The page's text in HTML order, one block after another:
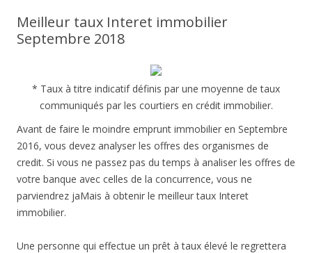
Meilleur taux Interet immobilier
Septembre 2018
* Taux à titre indicatif définis par une moyenne de taux
communiqués par les courtiers en crédit immobilier.
Avant de faire le moindre emprunt immobilier en Septembre
2016, vous devez analyser les offres des organismes de
credit. Si vous ne passez pas du temps à analiser les offres de
votre banque avec celles de la concurrence, vous ne
parviendrez jaMais à obtenir le meilleur taux Interet
immobilier.
Une personne qui effectue un prêt à taux élevé le regrettera